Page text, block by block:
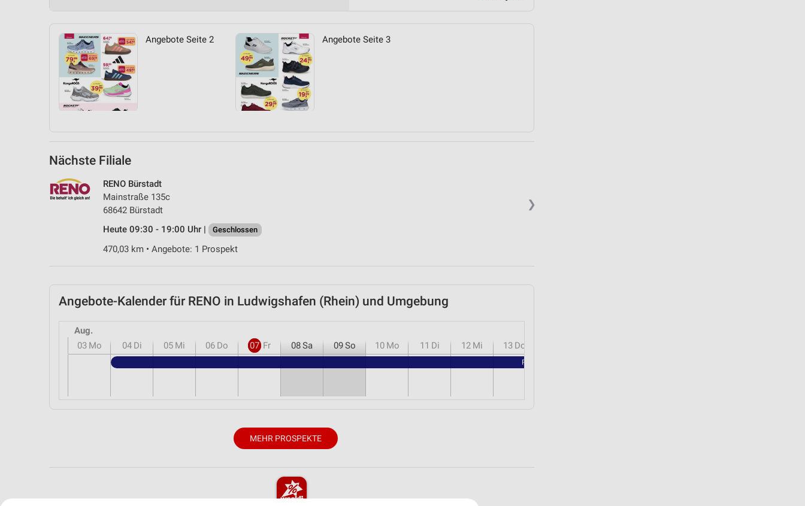
Angebote Seite 2 Angebote Seite 3
Nächste Filiale
❯
RENO Bürstadt
Mainstraße 135c
68642 Bürstadt
Heute 09:30 - 19:00 Uhr |
Geschlossen
470,03 km • Angebote: 1 Prospekt
Angebote-Kalender für RENO in Ludwigshafen (Rhein) und Umgebung
Aug.
03 Mo 04 Di 05 Mi 06 Do 07 Fr 08Sa 09So 10 Mo 11 Di 12 Mi 13 Do
RENO - Back to School
MEHR PROSPEKTE